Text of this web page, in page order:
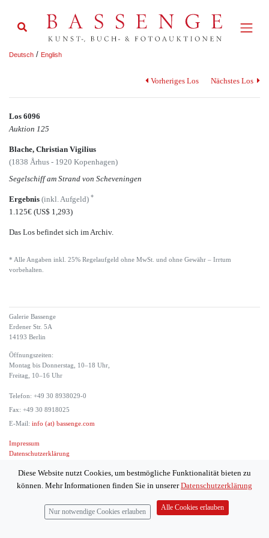
Deutsch / English
Vorheriges Los Nächstes Los
Los 6096
Auktion 125
Blache, Christian Vigilius
(1838 Århus - 1920 Kopenhagen)
Segelschiff am Strand von Scheveningen
Ergebnis (inkl. Aufgeld) *
1.125€ (US$ 1,293)
Das Los befindet sich im Archiv.
* Alle Angaben inkl. 25% Regelaufgeld ohne MwSt. und ohne Gewähr – Irrtum
vorbehalten.
Galerie Bassenge
Erdener Str. 5A
14193 Berlin
Öffnungszeiten:
Montag bis Donnerstag, 10–18 Uhr,
Freitag, 10–16 Uhr
Telefon: +49 30 8938029-0
Fax: +49 30 8918025
E-Mail: info (at) bassenge.com
Impressum
Datenschutzerklärung
Diese Website nutzt Cookies, um bestmögliche Funktionalität bieten zu
können. Mehr Informationen finden Sie in unsererDatenschutzerklärung
Nur notwendige Cookies erlauben
Alle Cookies erlauben